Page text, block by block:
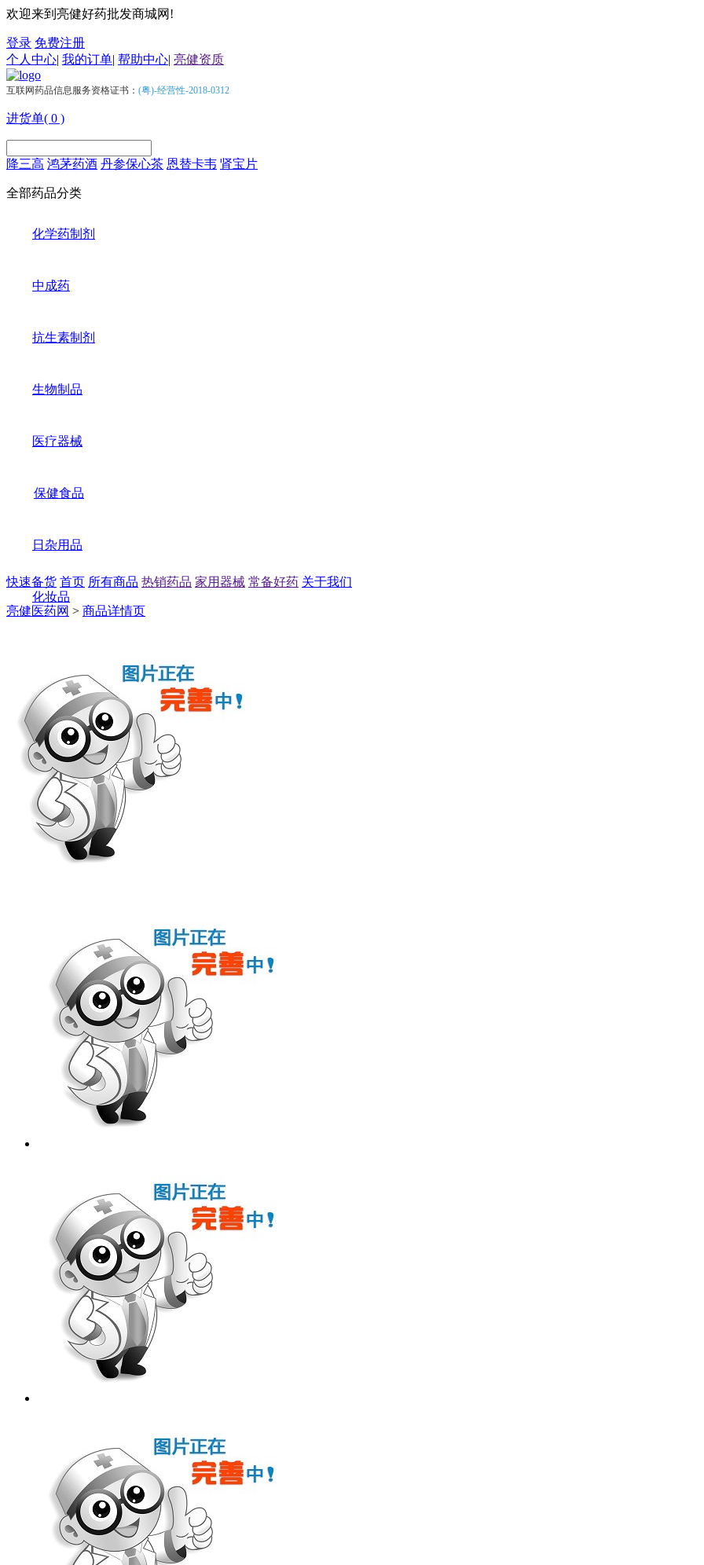
欢迎来到亮健好药批发商城网!
登录 免费注册
个人中心| 我的订单| 帮助中心| 亮健资质
互联网药品信息服务资格证书： (粤)-经营性-2018-0312
进货单( 0 )
降三高 鸿茅药酒 丹参保心茶 恩替卡韦 肾宝片
全部药品分类
化学药制剂
中成药
抗生素制剂
生物制品
医疗器械
保健食品
日杂用品
化妆品
快速备货 首页 所有商品 热销药品 家用器械 常备好药 关于我们
亮健医药网 > 商品详情页